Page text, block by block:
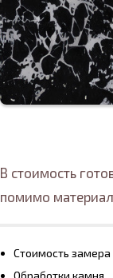
В стоимость
помимо
Стоимость замера
Обработки камня